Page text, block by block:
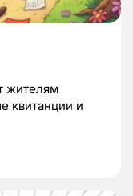
жителям
квитанции и